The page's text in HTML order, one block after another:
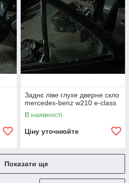
Заднє ліве глухе дверне скло
mercedes-benz w210 e-class
В наявності
Ціну уточнюйте
Показати ще